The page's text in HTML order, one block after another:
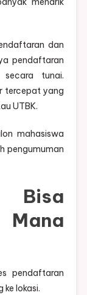
dan
pendaftaran
secara tunai.
tercepat yang
UTBK.
mahasiswa
pengumuman
Bisa
pendaftaran
lokasi.